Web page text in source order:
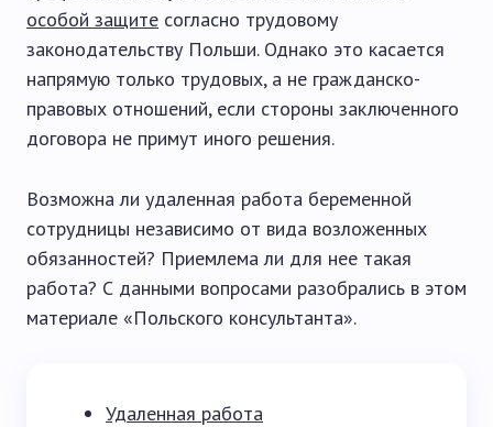
особой защите согласно трудовому
законодательству Польши. Однако это касается
напрямую только трудовых, а не гражданско-
правовых отношений, если стороны заключенного
договора не примут иного решения.
Возможна ли удаленная работа беременной
сотрудницы независимо от вида возложенных
обязанностей? Приемлема ли для нее такая
работа? С данными вопросами разобрались в этом
материале «Польского консультанта».
Удаленная работа